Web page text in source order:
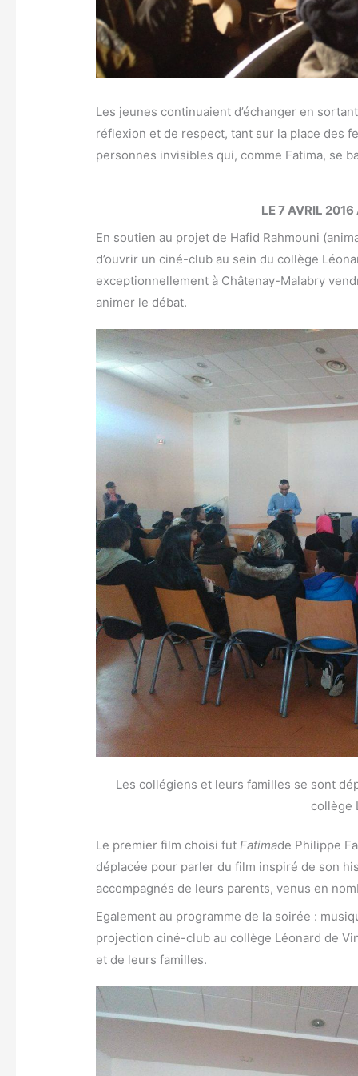
Les jeunes continuaient d’échanger en
réflexion et de respect, tant sur la place des
personnes invisibles qui, comme Fatima, se
LE 7 AVRIL
En soutien au projet de Hafid Rahmouni
d’ouvrir un ciné-club au sein du collège
exceptionnellement à Châtenay-Malabry
animer le débat.
Les collégiens et leurs familles se sont
collège
Le premier film choisi futFatimade Philippe
déplacée pour parler du film inspiré de son
accompagnés de leurs parents, venus en
Egalement au programme de la soirée :
projection ciné-club au collège Léonard de
et de leurs familles.